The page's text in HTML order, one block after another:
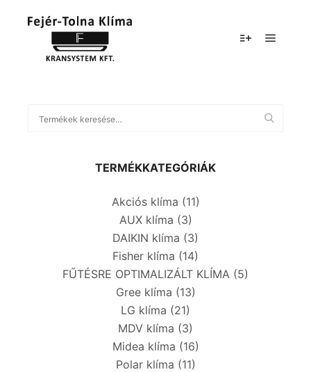
TERMÉKKATEGÓRIÁK
Akciós klíma (11)
AUX klíma (3)
DAIKIN klíma (3)
Fisher klíma (14)
FŰTÉSRE OPTIMALIZÁLT KLÍMA (5)
Gree klíma (13)
LG klíma (21)
MDV klíma (3)
Midea klíma (16)
Polar klíma (11)